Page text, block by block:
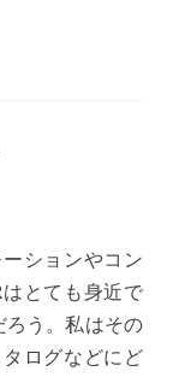
ションやコン
とても身近で
ろう。私はその
ログなどにど